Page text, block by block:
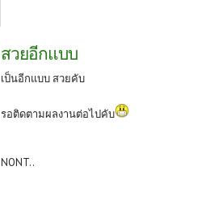
สวยอีกแบบ
เป็นอีกแบบ สวยคับ
รอติดตามผลงานต่อไปคับ
NONT..